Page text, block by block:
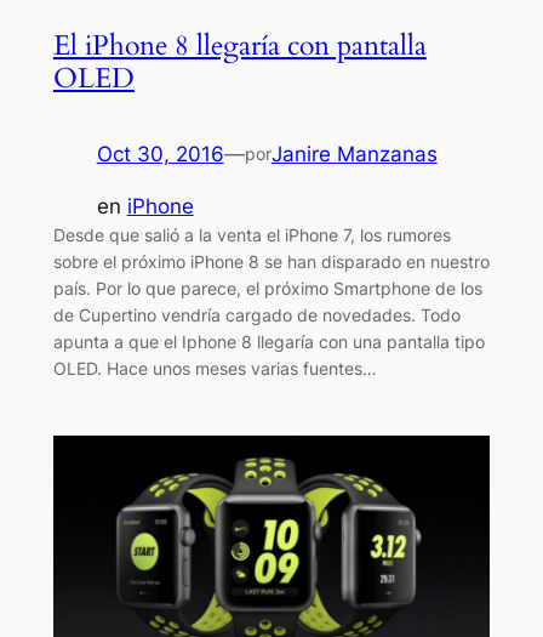
El iPhone 8 llegaría con pantalla
OLED
Oct 30, 2016—porJanire Manzanas
en iPhone
Desde que salió a la venta el iPhone 7, los rumores
sobre el próximo iPhone 8 se han disparado en nuestro
país. Por lo que parece, el próximo Smartphone de los
de Cupertino vendría cargado de novedades. Todo
apunta a que el Iphone 8 llegaría con una pantalla tipo
OLED. Hace unos meses varias fuentes…